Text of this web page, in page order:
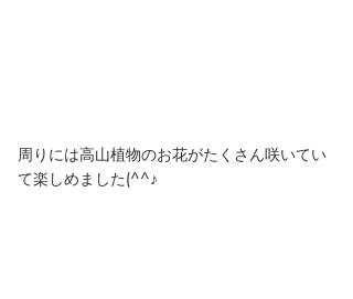
周りには高山植物のお花がたくさん咲いてい
て楽しめました(^^♪